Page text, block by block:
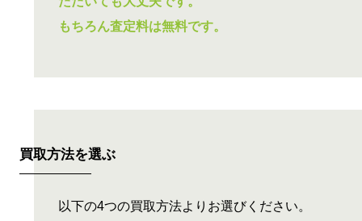
もちろん査定料は無料です。
買取方法を選ぶ
以下の4つの買取方法よりお選びください。